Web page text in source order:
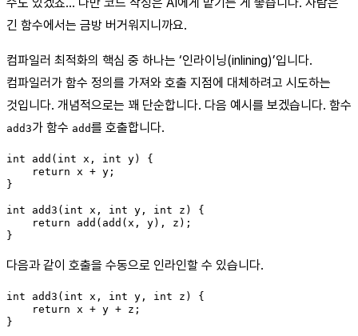
긴 함수에서는 금방 버거워지니까요.
컴파일러 최적화의 핵심 중 하나는 ‘인라이닝(inlining)’입니다.
컴파일러가 함수 정의를 가져와 호출 지점에 대체하려고 시도하는
것입니다. 개념적으로는 꽤 단순합니다. 다음 예시를 보겠습니다. 함수
add3가 함수 add를 호출합니다.
int add(int x, int y) {
    return x + y;
}
int add3(int x, int y, int z) {
    return add(add(x, y), z);
}
다음과 같이 호출을 수동으로 인라인할 수 있습니다.
int add3(int x, int y, int z) {
    return x + y + z;
}